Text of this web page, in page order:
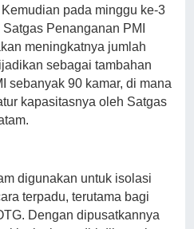
pada minggu ke-3
Penanganan PMI
meningkatnya jumlah
sebagai tambahan
sebanyak 90 kamar, di mana
kapasitasnya oleh Satgas
digunakan untuk isolasi
terpadu, terutama bagi
Dengan dipusatkannya